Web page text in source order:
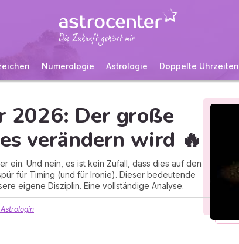
Numerologie Astrologie Doppelte Uhrzeiten
2026: Der große
verändern wird 🔥
ein. Und nein, es ist kein Zufall, dass dies auf den
für Timing (und für Ironie). Dieser bedeutende
eigene Disziplin. Eine vollständige Analyse.